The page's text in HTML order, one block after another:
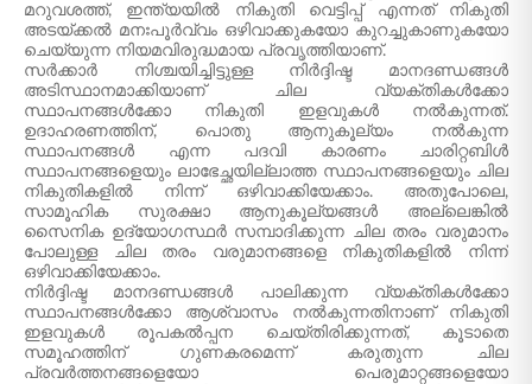
മറുവശത്ത്, ഇന്ത്യയിൽ നികുതി വെട്ടിപ്പ് എന്നത് നികുതി
അടയ്ക്കൽ മനഃപൂർവ്വം ഒഴിവാക്കുകയോ കുറച്ചുകാണുകയോ
ചെയ്യുന്ന നിയമവിരുദ്ധമായ പ്രവൃത്തിയാണ്.
സർക്കാർ നിശ്ചയിച്ചിട്ടുള്ള നിർദ്ദിഷ്ട മാനദണ്ഡങ്ങൾ
അടിസ്ഥാനമാക്കിയാണ് ചില വ്യക്തികൾക്കോ
സ്ഥാപനങ്ങൾക്കോ നികുതി ഇളവുകൾ നൽകുന്നത്.
ഉദാഹരണത്തിന്, പൊതു ആനുകൂല്യം നൽകുന്ന
സ്ഥാപനങ്ങൾ എന്ന പദവി കാരണം ചാരിറ്റബിൾ
സ്ഥാപനങ്ങളെയും ലാഭേച്ഛയില്ലാത്ത സ്ഥാപനങ്ങളെയും ചില
നികുതികളിൽ നിന്ന് ഒഴിവാക്കിയേക്കാം. അതുപോലെ,
സാമൂഹിക സുരക്ഷാ ആനുകൂല്യങ്ങൾ അല്ലെങ്കിൽ
സൈനിക ഉദ്യോഗസ്ഥർ സമ്പാദിക്കുന്ന ചില തരം വരുമാനം
പോലുള്ള ചില തരം വരുമാനങ്ങളെ നികുതികളിൽ നിന്ന്
ഒഴിവാക്കിയേക്കാം.
നിർദ്ദിഷ്ട മാനദണ്ഡങ്ങൾ പാലിക്കുന്ന വ്യക്തികൾക്കോ
സ്ഥാപനങ്ങൾക്കോ ആശ്വാസം നൽകുന്നതിനാണ് നികുതി
ഇളവുകൾ രൂപകൽപ്പന ചെയ്തിരിക്കുന്നത്, കൂടാതെ
സമൂഹത്തിന് ഗുണകരമെന്ന് കരുതുന്ന ചില
പ്രവർത്തനങ്ങളെയോ പെരുമാറ്റങ്ങളെയോ